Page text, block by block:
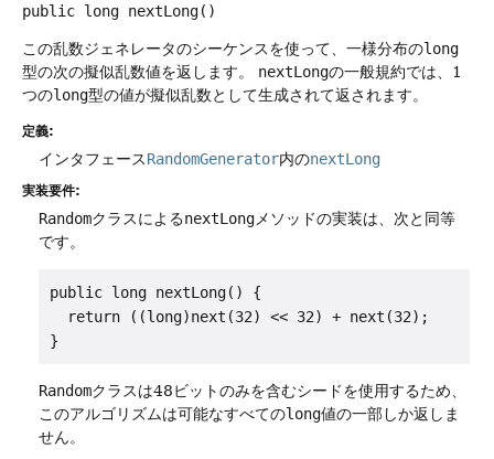
public long nextLong()
この乱数ジェネレータのシーケンスを使って、一様分布のlong
型の次の擬似乱数値を返します。
nextLongの一般規約では、1
つのlong型の値が擬似乱数として生成されて返されます。
定義:
インタフェースRandomGenerator内のnextLong
実装要件:
RandomクラスによるnextLong メソッドの実装は、次と同等
です。
public long nextLong() {
  return ((long)next(32) << 32) + next(32);
}
Randomクラスは48ビットのみを含むシードを使用するため、
このアルゴリズムは可能なすべてのlong値の一部しか返しま
せん。